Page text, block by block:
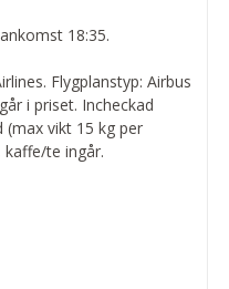
18:35.
Flygplanstyp: Airbus
i priset. Incheckad
vikt 15 kg per
te ingår.